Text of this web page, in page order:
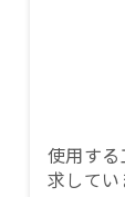
使用す
求してい